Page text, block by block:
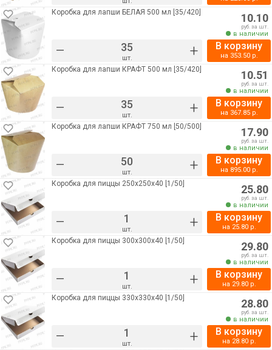
Коробка для лапши БЕЛАЯ 500 мл [35/420]
– шт. +
10.10
руб. за шт.
в наличии
В корзину
на 353.50р.
Коробка для лапши КРАФТ 500 мл [35/420]
– шт. +
10.51
руб. за шт.
в наличии
В корзину
на 367.85р.
Коробка для лапши КРАФТ 750 мл [50/500]
– шт. +
17.90
руб. за шт.
в наличии
В корзину
на 895.00р.
Коробка для пиццы 250х250х40 [1/50]
– шт. +
25.80
руб. за шт.
в наличии
В корзину
на 25.80р.
Коробка для пиццы 300х300х40 [1/50]
– шт. +
29.80
руб. за шт.
в наличии
В корзину
на 29.80р.
Коробка для пиццы 330х330х40 [1/50]
– шт. +
28.80
руб. за шт.
в наличии
В корзину
на 28.80р.